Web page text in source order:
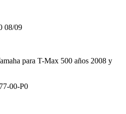
08/09
para T-Max 500 años 2008 y
00-P0